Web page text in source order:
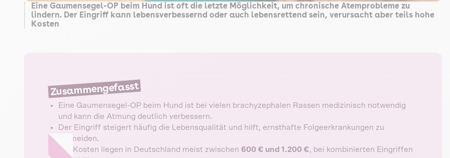
Eine Gaumensegel-OP beim Hund ist oft die letzte Möglichkeit, um chronische Atemprobleme zu
lindern. Der Eingriff kann lebensverbessernd oder auch lebensrettend sein, verursacht aber teils hohe
Kosten
Zusammengefasst
Eine Gaumensegel-OP beim Hund ist bei vielen brachyzephalen Rassen medizinisch notwendig
und kann die Atmung deutlich verbessern.
Der Eingriff steigert häufig die Lebensqualität und hilft, ernsthafte Folgeerkrankungen zu
vermeiden.
Die Kosten liegen in Deutschland meist zwischen 600 € und 1.200 €, bei kombinierten Eingriffen